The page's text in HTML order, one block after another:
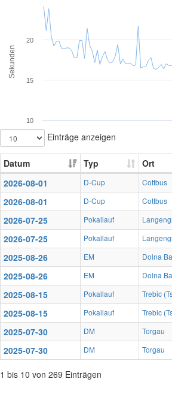
Sekunden
10
15
20
Einträge anzeigen
Datum Typ
Ort
2026-08-01
D-Cup Cottbus
2026-08-01 D-Cup Cottbus
2026-07-25 Pokallauf
2026-07-25 Pokallauf
2025-08-26 EM Dolna
2025-08-26 EM Dolna
2025-08-15 Pokallauf Trebic
2025-08-15 Pokallauf Trebic
2025-07-30 DM Torgau
2025-07-30 DM Torgau
1 bis 10 von 269 Einträgen